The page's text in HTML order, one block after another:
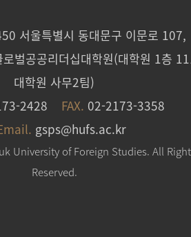
후기 신입생 학번 공지(조회 및 확
입생 등록금 차액 납부안내
서울특별시 동대문구 이문로 107,
벌공공리더십대학원(대학원 1층
대학원 사무2팀)
2428 FAX. 02-2173-3358
gsps@hufs.ac.kr
University of Foreign Studies. All
Reserved.